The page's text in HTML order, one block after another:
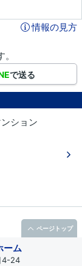
情報の見方
で送る
ション
ーム
4-24
ページトップ